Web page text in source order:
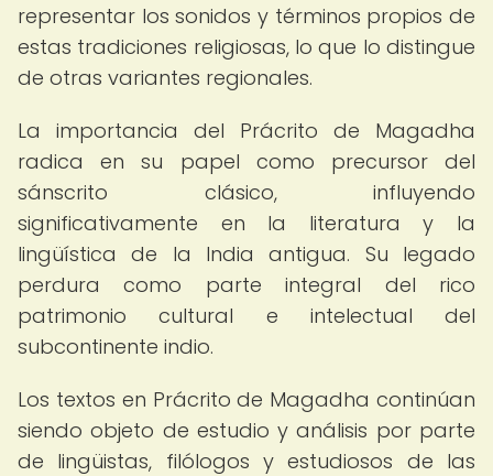
representar los sonidos y términos propios de
estas tradiciones religiosas, lo que lo distingue
de otras variantes regionales.
La importancia del Prácrito de Magadha
radica en su papel como precursor del
sánscrito clásico, influyendo
significativamente en la literatura y la
lingüística de la India antigua. Su legado
perdura como parte integral del rico
patrimonio cultural e intelectual del
subcontinente indio.
Los textos en Prácrito de Magadha continúan
siendo objeto de estudio y análisis por parte
de lingüistas, filólogos y estudiosos de las